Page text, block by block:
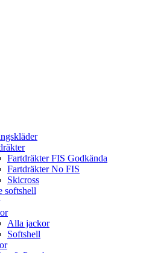
Fartdräkter FIS Godkända
Fartdräkter No FIS
Skicross
softshell
Alla jackor
Softshell